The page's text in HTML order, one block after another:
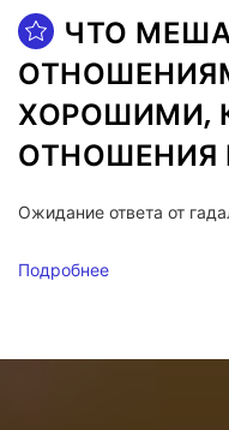
ЧТО
ХОРОШИМИ,
ОТНОШЕНИЯ
Ожидание ответа от
Подробнее